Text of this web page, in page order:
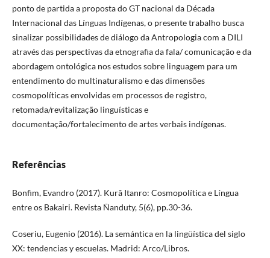
ponto de partida a proposta do GT nacional da Década
Internacional das Línguas Indígenas, o presente trabalho busca
sinalizar possibilidades de diálogo da Antropologia com a DILI
através das perspectivas da etnografia da fala/ comunicação e da
abordagem ontológica nos estudos sobre linguagem para um
entendimento do multinaturalismo e das dimensões
cosmopolíticas envolvidas em processos de registro,
retomada/revitalização linguísticas e
documentação/fortalecimento de artes verbais indígenas.
Referências
Bonfim, Evandro (2017). Kurâ Itanro: Cosmopolítica e Língua
entre os Bakairi. Revista Ñanduty, 5(6), pp.30-36.
Coseriu, Eugenio (2016). La semántica en la lingüística del siglo
XX: tendencias y escuelas. Madrid: Arco/Libros.